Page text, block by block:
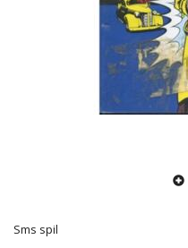
Sms spil